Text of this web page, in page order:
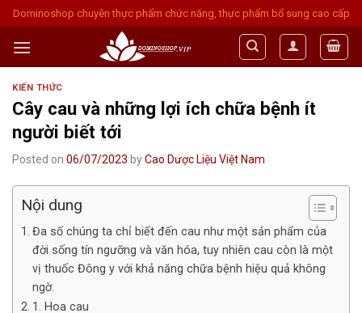
Skip
to
content
Dominoshop chuyên thực phẩm chức năng, thực phẩm bổ sung cao cấp
KIẾN THỨC
Cây cau và những lợi ích chữa bệnh ít
người biết tới
Posted on 06/07/2023 byCao Dược Liệu Việt Nam
Nội dung
Đa số chúng ta chỉ biết đến cau như một sản phẩm của
đời sống tín ngưỡng và văn hóa, tuy nhiên cau còn là một
vị thuốc Đông y với khả năng chữa bệnh hiệu quả không
ngờ.
1. Hoa cau